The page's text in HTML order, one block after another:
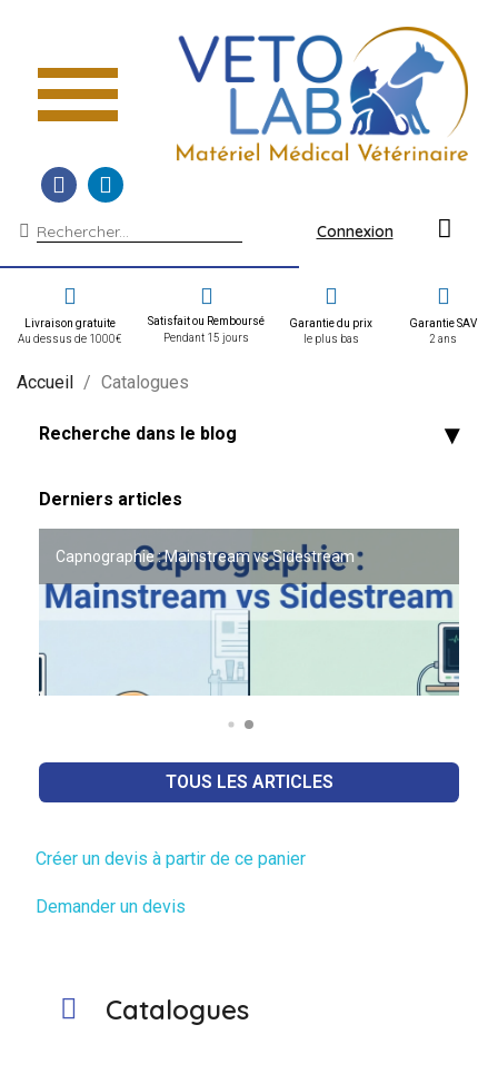
Connexion
Livraison gratuite
Au dessus de 1000€
Satisfait ou Remboursé
Pendant 15 jours
Garantie du prix
le plus bas
Garantie SAV
2 ans
Accueil Catalogues
Recherche dans le blog
Derniers articles
Capnographie : Mainstream vs Sidestream OFFRE PARTENAIRE VETO LAB x ACADOMVET
TOUS LES ARTICLES
Créer un devis à partir de ce panier
Demander un devis
Catalogues